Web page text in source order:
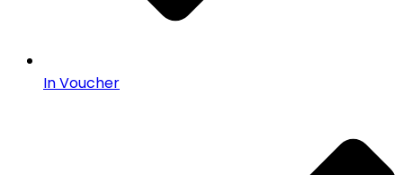
In Voucher